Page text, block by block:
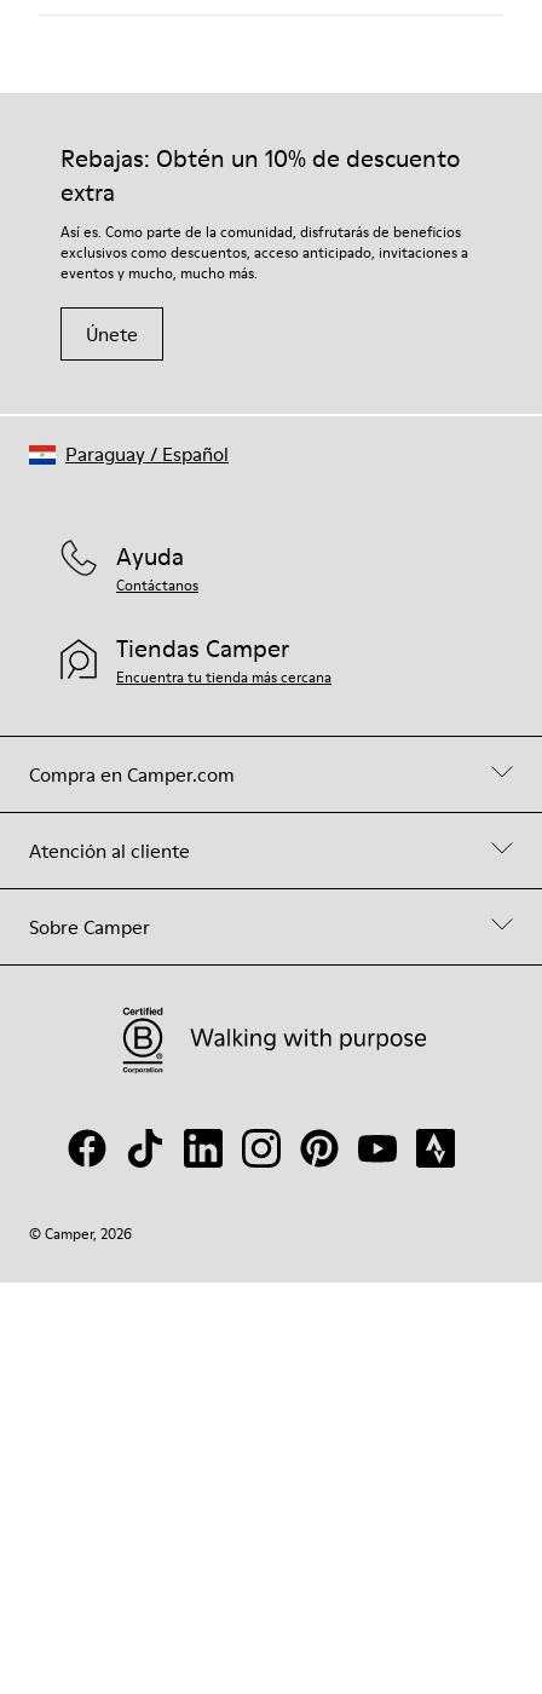
EVA
Lining
Nuestros zapatos se han fabricado con materiales de primera
adecuados para el cuidado del calzado los protegerá y
garantizará que duren más tiempo.
Si deseas obtener información detallada sobre cómo cuidar de
tu par, visita nuestraGuía para el cuidado del calzado.
Rebajas: Obtén un 10% de descuento
extra
Así es. Como parte de la comunidad, disfrutarás de beneficios
exclusivos como descuentos, acceso anticipado, invitaciones a
eventos y mucho, mucho más.
Únete
Compra en Camper.com
Atención al cliente
Sobre Camper
Ayuda
Contáctanos
Tiendas Camper
Encuentra tu tienda más cercana
© Camper, 2026
Paraguay/ Español